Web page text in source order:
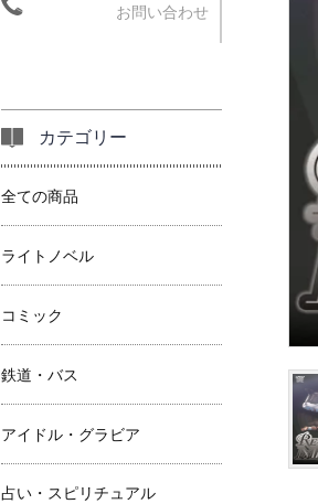
お問い合わせ
カテゴリー
全ての商品
ライトノベル
コミック
鉄道・バス
アイドル・グラビア
占い・スピリチュアル